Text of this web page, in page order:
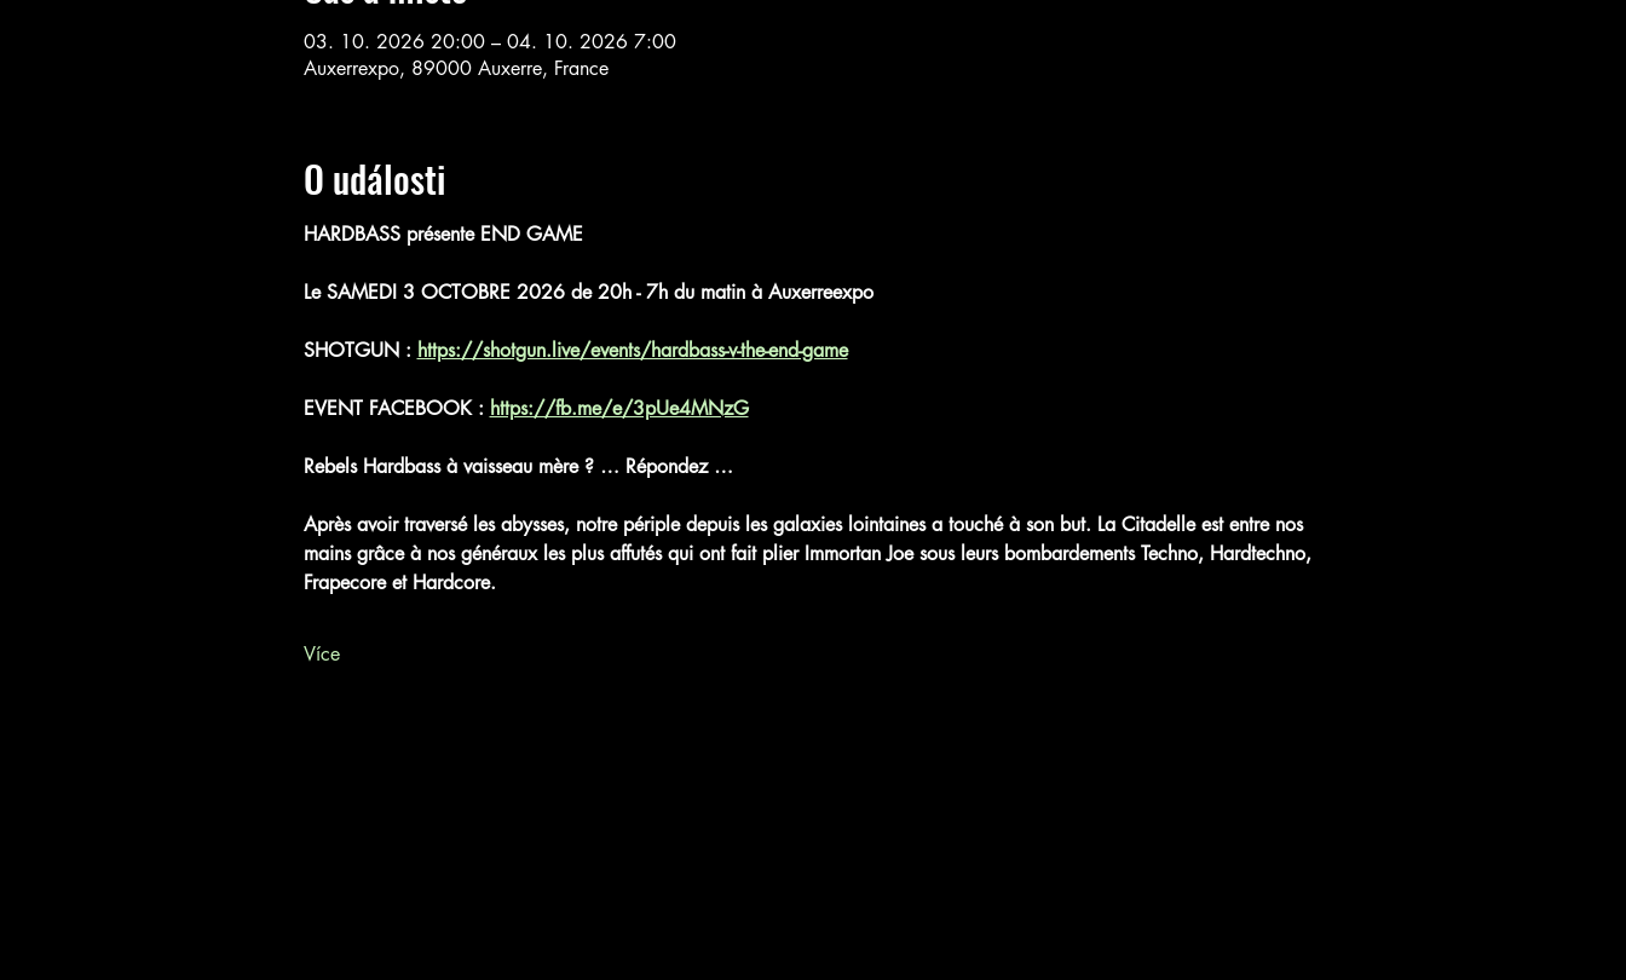
03. 10. 2026 20:00 – 04. 10. 2026 7:00
Auxerrexpo, 89000 Auxerre, France
O události
HARDBASS présente END GAME
Le SAMEDI 3 OCTOBRE 2026 de 20h - 7h du matin à Auxerreexpo
SHOTGUN : https://shotgun.live/events/hardbass-v-the-end-game
EVENT FACEBOOK : https://fb.me/e/3pUe4MNzG
Rebels Hardbass à vaisseau mère ? … Répondez …
Après avoir traversé les abysses, notre périple depuis les galaxies lointaines a touché à son but. La Citadelle est entre nos
mains grâce à nos généraux les plus affutés qui ont fait plier Immortan Joe sous leurs bombardements Techno, Hardtechno,
Frapecore et Hardcore.
Více